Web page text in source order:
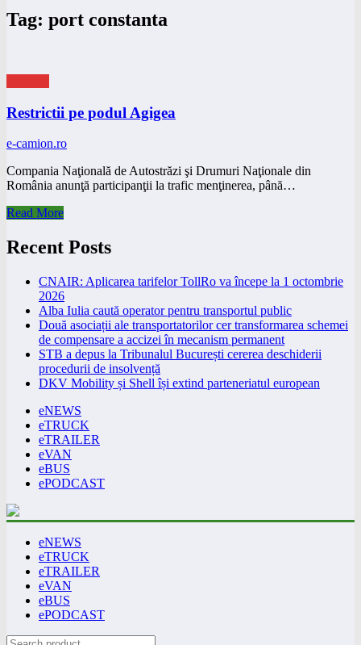
Tag: port constanta
Restrictii pe podul Agigea
e-camion.ro
Compania Naţională de Autostrăzi şi Drumuri Naţionale din
România anunţă participanţii la trafic menţinerea, până…
Read More
Recent Posts
CNAIR: Aplicarea tarifelor TollRo va începe la 1 octombrie
2026
Alba Iulia caută operator pentru transportul public
Două asociații ale transportatorilor cer transformarea schemei
de compensare a accizei în mecanism permanent
STB a depus la Tribunalul București cererea deschiderii
procedurii de insolvență
DKV Mobility și Shell își extind parteneriatul european
eNEWS
eTRUCK
eTRAILER
eVAN
eBUS
ePODCAST
eNEWS
eTRUCK
eTRAILER
eVAN
eBUS
ePODCAST